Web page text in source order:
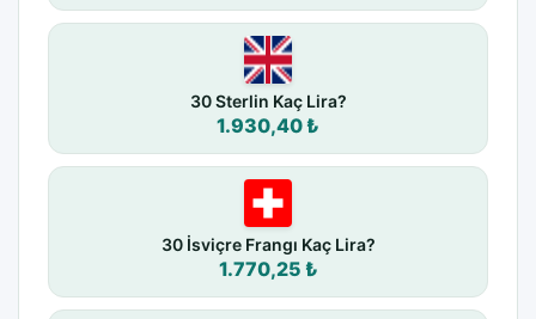
30 Sterlin Kaç Lira?
1.930,40 ₺
30 İsviçre Frangı Kaç Lira?
1.770,25 ₺